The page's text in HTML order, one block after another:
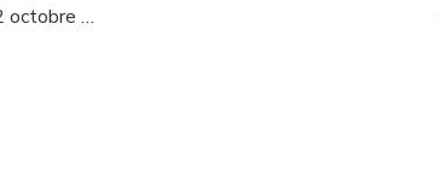
octobre …